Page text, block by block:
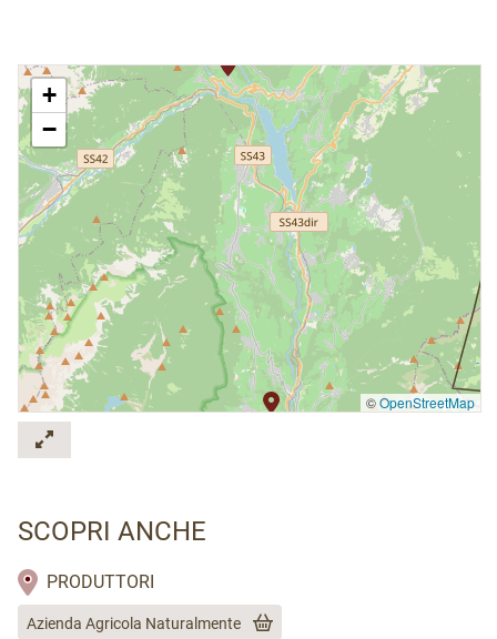
+
−
©OpenStreetMap
SCOPRI ANCHE
PRODUTTORI
Azienda Agricola Naturalmente